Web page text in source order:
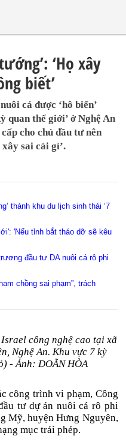
‘Họ xây
biết’
cá được ‘hô biến’
quan thế giới’ ở Nghệ An
cho chủ đầu tư nên
sai cái gì’.
thành khu du lịch sinh thái ‘7
'Nếu tỉnh bắt tháo dỡ sẽ kêu
đầu tư DA nuôi cá rô phi
chồng sai phạm”, trách
công nghệ cao tại xã
Nghệ An. Khu vực 7 kỳ
- Ảnh: DOÃN HÒA
công trình vi phạm, Công
tư dự án nuôi cá rô phi
Mỹ, huyện Hưng Nguyên,
mục trái phép.